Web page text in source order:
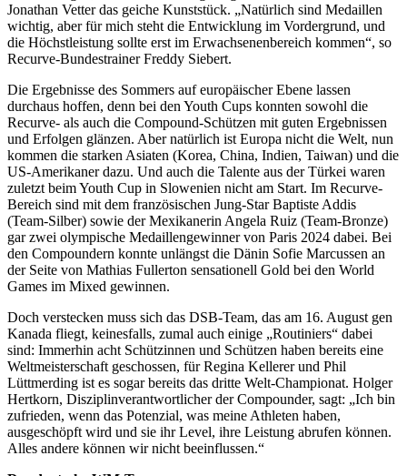
Jonathan Vetter das geiche Kunststück. „Natürlich sind Medaillen
wichtig, aber für mich steht die Entwicklung im Vordergrund, und
die Höchstleistung sollte erst im Erwachsenenbereich kommen“, so
Recurve-Bundestrainer Freddy Siebert.
Die Ergebnisse des Sommers auf europäischer Ebene lassen
durchaus hoffen, denn bei den Youth Cups konnten sowohl die
Recurve- als auch die Compound-Schützen mit guten Ergebnissen
und Erfolgen glänzen. Aber natürlich ist Europa nicht die Welt, nun
kommen die starken Asiaten (Korea, China, Indien, Taiwan) und die
US-Amerikaner dazu. Und auch die Talente aus der Türkei waren
zuletzt beim Youth Cup in Slowenien nicht am Start. Im Recurve-
Bereich sind mit dem französischen Jung-Star Baptiste Addis
(Team-Silber) sowie der Mexikanerin Angela Ruiz (Team-Bronze)
gar zwei olympische Medaillengewinner von Paris 2024 dabei. Bei
den Compoundern konnte unlängst die Dänin Sofie Marcussen an
der Seite von Mathias Fullerton sensationell Gold bei den World
Games im Mixed gewinnen.
Doch verstecken muss sich das DSB-Team, das am 16. August gen
Kanada fliegt, keinesfalls, zumal auch einige „Routiniers“ dabei
sind: Immerhin acht Schützinnen und Schützen haben bereits eine
Weltmeisterschaft geschossen, für Regina Kellerer und Phil
Lüttmerding ist es sogar bereits das dritte Welt-Championat. Holger
Hertkorn, Disziplinverantwortlicher der Compounder, sagt: „Ich bin
zufrieden, wenn das Potenzial, was meine Athleten haben,
ausgeschöpft wird und sie ihr Level, ihre Leistung abrufen können.
Alles andere können wir nicht beeinflussen.“